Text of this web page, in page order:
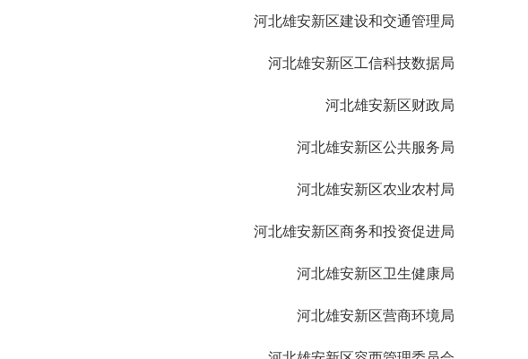
河北雄安新区建设和交通管理局
河北雄安新区工信科技数据局
河北雄安新区财政局
河北雄安新区公共服务局
河北雄安新区农业农村局
河北雄安新区商务和投资促进局
河北雄安新区卫生健康局
河北雄安新区营商环境局